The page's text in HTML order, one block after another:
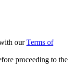
ourTerms of
proceeding to the